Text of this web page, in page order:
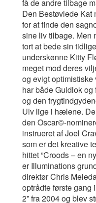
få de andre tilbage
Den Bestøvlede Kat
for at finde den
sine liv tilbage. Men
tort at bede sin
underskønne Kitty
meget mod deres
og evigt
har både Guldlok
og den
Ulv lige i hælene.
den Oscar©-
instrueret af Joel
som er det kreative
hittet ”Croods – en
er Illuminations
direktør Chris
optrådte første gang
2” fra 2004 og blev